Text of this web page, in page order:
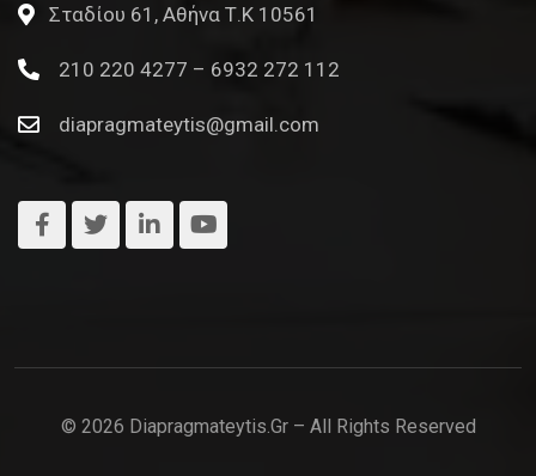
Σταδίου 61, Αθήνα Τ.Κ 10561
210 220 4277 – 6932 272 112
diapragmateytis@gmail.com
© 2026 Diapragmateytis.gr – All Rights Reserved